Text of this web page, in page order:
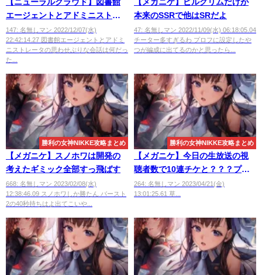
【ニューラルクラウド】図書館
エージェントとアドミニストレ
ータの思わせぶりな会話は何だ
ったの？
147: 名無しマン 2022/12/07(水)
22:42:14.27 図書館エージェントとアドミ
ニストレータの思わせぶりな会話は何だっ
た...
【メガニケ】ピルグリムだけが
本来のSSRで他はSRだよ
47: 名無しマン 2022/11/09(水) 06:18:05.04
チーター多すぎるわ プロフに設定したや
つが編成に出てるのかと思ったら...
勝利の女神NIKKE攻略まとめ
【メガニケ】スノホワは開発の
考えたギミック全部すっ飛ばす
668: 名無しマン 2023/02/08(水)
12:38:46.09 スノホワしか勝たん バースト
2の40秒持ちはよ出てこいや...
勝利の女神NIKKE攻略まとめ
【メガニケ】今日の生放送の視
聴者数で10連チケと？？？プレ
ゼント
264: 名無しマン 2023/04/21(金)
13:01:25.61 草...